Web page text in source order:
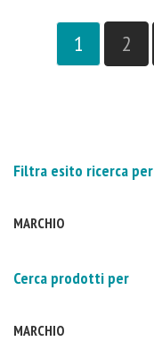
1 2
Filtra esito ricerca per
MARCHIO
Cerca prodotti per
MARCHIO